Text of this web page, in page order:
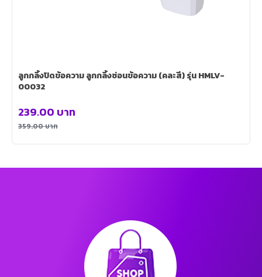
ลูกกลิ้งปิดข้อความ ลูกกลิ้งซ่อนข้อความ (คละสี) รุ่น HMLV-
00032
359.00บาท
239.00 บาท